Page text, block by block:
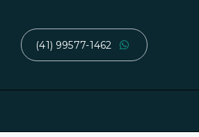
(41) 99577-1462